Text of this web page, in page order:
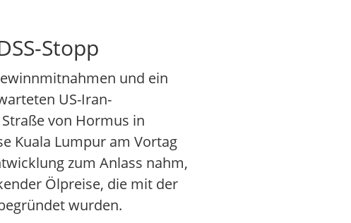
Stopp
und ein
US-Iran-
von Hormus in
Kuala Lumpur am Vortag
zum Anlass nahm,
Ölpreise, die mit der
wurden.